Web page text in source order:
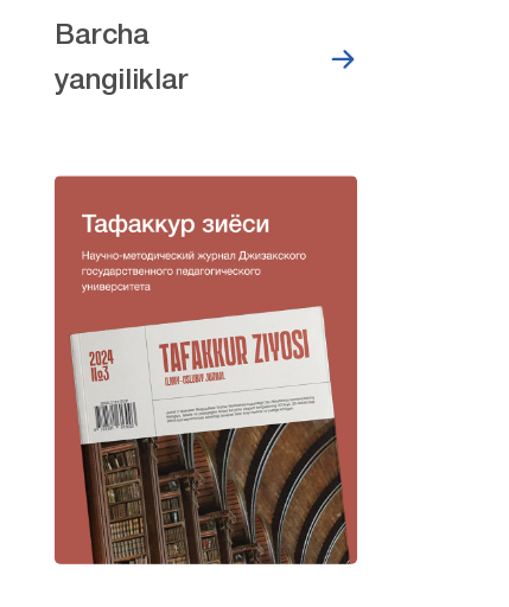
Barcha
yangiliklar